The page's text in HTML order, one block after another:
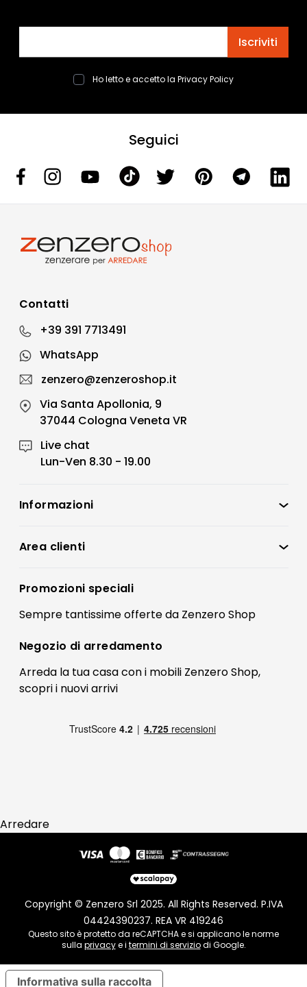
Iscriviti
Ho letto e accetto la Privacy Policy
Seguici
Contatti
+39 391 7713491
WhatsApp
zenzero@zenzeroshop.it
Via Santa Apollonia, 9
37044 Cologna Veneta VR
Live chat
Lun-Ven 8.30 - 19.00
Informazioni
Condizioni di vendita
Preferenze Cookies
Termini e condizioni
Contatti
FAQ
Pagamenti
Area clienti
Registrati
Il mio account
Promozioni speciali
Sempre tantissimeofferteda Zenzero Shop
Negozio di arredamento
Arreda la tua casa con i mobili Zenzero Shop,
scopri i nuovi arrivi
Arredare
Copyright © Zenzero Srl 2025. All Rights Reserved. P.IVA
04424390237. REA VR 419246
Questo sito è protetto da reCAPTCHA e si applicano le norme
sulla privacye i termini di serviziodi Google.
Informativa sulla raccolta